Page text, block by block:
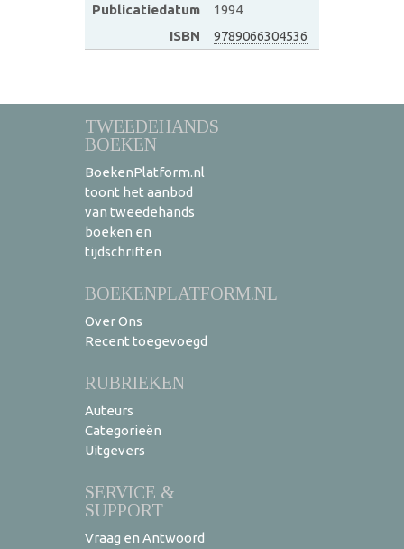
Publicatiedatum
1994
ISBN
9789066304536
TWEEDEHANDS
BOEKEN
BoekenPlatform.nl
toont het aanbod
van tweedehands
boeken en
tijdschriften
BOEKENPLATFORM.NL
Over Ons
Recent toegevoegd
RUBRIEKEN
Auteurs
Categorieën
Uitgevers
SERVICE &
SUPPORT
Vraag en Antwoord